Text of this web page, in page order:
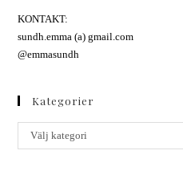
KONTAKT:
sundh.emma (a) gmail.com
@emmasundh
Kategorier
Välj kategori